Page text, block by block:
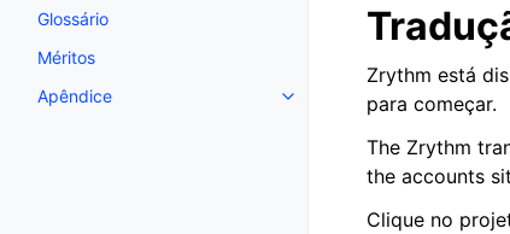
Glossário
Méritos
Apêndice
Toggle navigation of
Zrythm está
para começar.
The Zrythm
the accounts
Clique no